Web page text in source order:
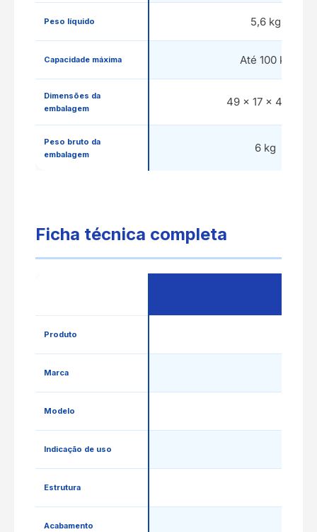
Peso líquido 5,6 kg
Capacidade máxima Até 100 kg
Dimensões da
embalagem
49 × 17 × 41 cm
Peso bruto da
embalagem
6 kg
Ficha técnica completa
Produto
Marca
Modelo
Indicação de uso
Estrutura
Acabamento